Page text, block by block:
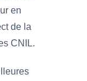
en
de la
CNIL.